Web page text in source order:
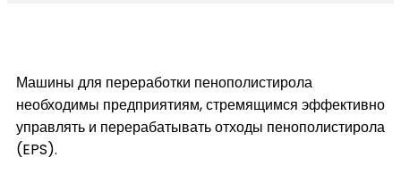
Машины для переработки пенополистирола
необходимы предприятиям, стремящимся эффективно
управлять и перерабатывать отходы пенополистирола
(EPS).